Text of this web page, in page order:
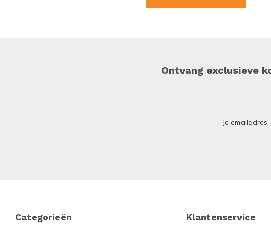
Ontvang exclusieve
Footer
Categorieën Klantenservice